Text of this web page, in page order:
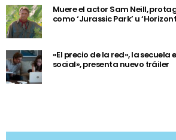
Muere el actor Sam Neill,
como ‘Jurassic Park’ u
«El precio de la red», la secuela
social», presenta nuevo tráiler